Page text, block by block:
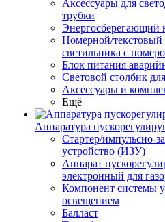
Аксессуары для
трубки
Энергосберегающий
Номерной/текстовый
светильника с
Блок питания
Световой столбик
Аксессуары и
Ещё
Аппаратура
Стартер/импульсно-
устройство (ИЗУ)
Аппарат
электронный для
Компонент системы
освещением
Балласт